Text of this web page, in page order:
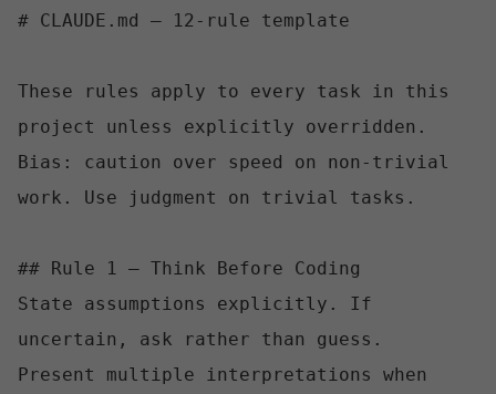
# CLAUDE.md — 12-rule template
These rules apply to every task in this
project unless explicitly overridden.
Bias: caution over speed on non-trivial
work. Use judgment on trivial tasks.
## Rule 1 — Think Before Coding
State assumptions explicitly. If
uncertain, ask rather than guess.
Present multiple interpretations when